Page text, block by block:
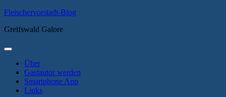
Zum
springen
Fleischervorstadt-Blog
Greifswald Galore
Primäres
Über
Gastautor werden
Smartphone App
Links